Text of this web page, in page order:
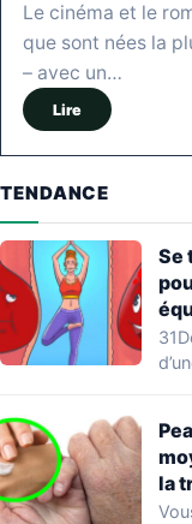
Le cinéma et le
que sont nées la
– avec un…
Lire
TENDANCE
Se
la